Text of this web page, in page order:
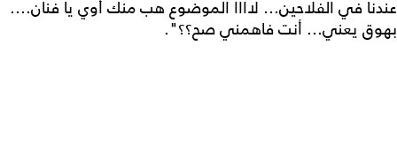
عندنا في الفلاحين... لاااا الموضوع هب منك أوي يا فنان....
بهوق يعني... أنت فاهمني صح؟؟".